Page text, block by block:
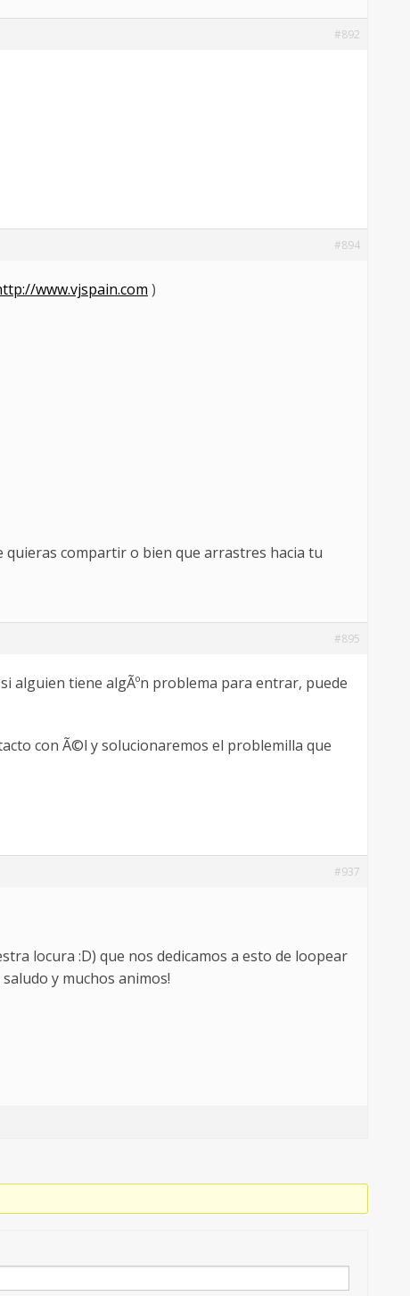
#892
#894
www.vjspain.com )
quieras compartir o bien que arrastres hacia tu
#895
alguien tiene algÃºn problema para entrar, puede
con Ã©l y solucionaremos el problemilla que
#937
locura :D) que nos dedicamos a esto de loopear
y muchos animos!